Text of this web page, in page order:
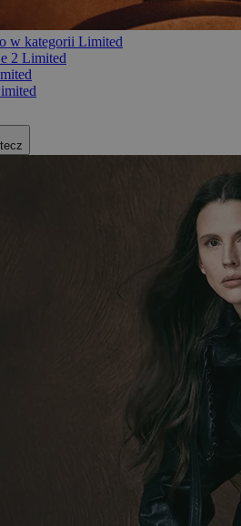
w kategorii Limited
2 Limited